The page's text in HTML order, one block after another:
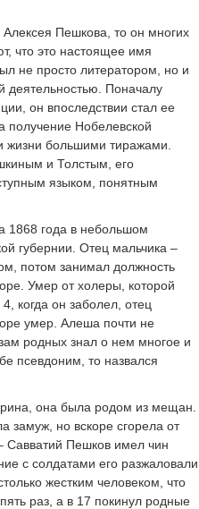
Алексея Пешкова, то он многих
что это настоящее имя
не просто литератором, но и
деятельностью. Поначалу
он впоследствии стал ее
получение Нобелевской
жизни большими тиражами.
и Толстым, его
языком, понятным
1868 года в небольшом
губернии. Отец мальчика –
потом занимал должность
Умер от холеры, которой
когда он заболел, отец
умер. Алеша почти не
родных знал о нем многое и
псевдоним, то назвался
она была родом из мещан.
но вскоре сгорела от
Савватий Пешков имел чин
с солдатами его разжаловали
жестким человеком, что
раз, а в 17 покинул родные